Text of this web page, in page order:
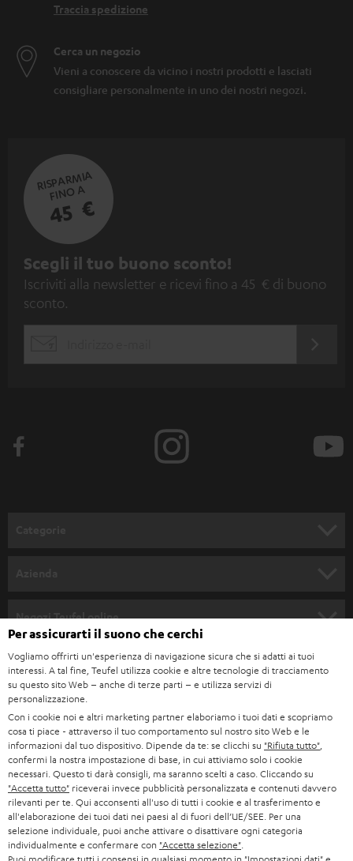
Traccia spedizione
Cerca un negozio
Vieni a conoscere da vicino i nostri prodotti e lasciati
consigliare personalmente in uno dei nostri negozi.
RISPARMIA
FINO A
45 €
I
s
c
n
e
w
s
l
e
t
t
e
r
Scegli il tuo buono sconto!
Iscriviti alla newsletter e ricevi fino a 45 € di buono
sconto.
STEREO
SMART HOME
BLUETOOTH
CUFFIE
CUFFIE BLUETOOTH
SET STEREO
ALTOPARLANTE
B2B
BLOG
NEWSLETTER
NEGOZI
VANTAGGI TEUFEL
Negozi Teufel online
GERMANIA
AUSTRIA
SVIZZERA
PAESI BASSI
BELGIO
Per assicurarti il suono che cerchi
Vogliamo offrirti un'esperienza di navigazione sicura che si adatti ai tuoi
interessi. A tal fine, Teufel utilizza cookie e altre tecnologie di tracciamento
su questo sito Web – anche di terze parti – e utilizza servizi di
personalizzazione.
Con i cookie noi e altri marketing partner elaboriamo i tuoi dati e scopriamo
cosa ti piace - attraverso il tuo comportamento sul nostro sito Web e le
informazioni dal tuo dispositivo. Dipende da te: se clicchi su "Rifiuta tutto"
confermi la nostra impostazione di base, in cui attiviamo solo i cookie
necessari. Questo ti darà consigli, ma saranno scelti a caso. Cliccando su
"Accetta tutto" riceverai invece pubblicità personalizzata e contenuti davvero
rilevanti per te. Qui acconsenti all'uso di tutti i cookie e al trasferimento e
all'elaborazione dei tuoi dati nei paesi al di fuori dell’UE/SEE. Per una
selezione individuale, puoi anche attivare o disattivare ogni categoria
individualmente e confermare con "Accetta selezione"